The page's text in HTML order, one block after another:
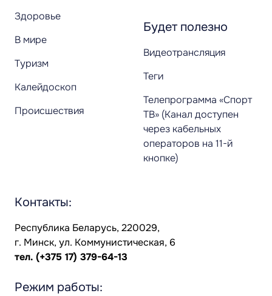
Здоровье
В мире
Туризм
Калейдоскоп
Происшествия
Будет полезно
Видеотрансляция
Теги
Телепрограмма «Спорт
ТВ» (Канал доступен
через кабельных
операторов на 11-й
кнопке)
Контакты:
Республика Беларусь, 220029,
г. Минск, ул. Коммунистическая, 6
тел. (+375 17) 379-64-13
Режим работы: